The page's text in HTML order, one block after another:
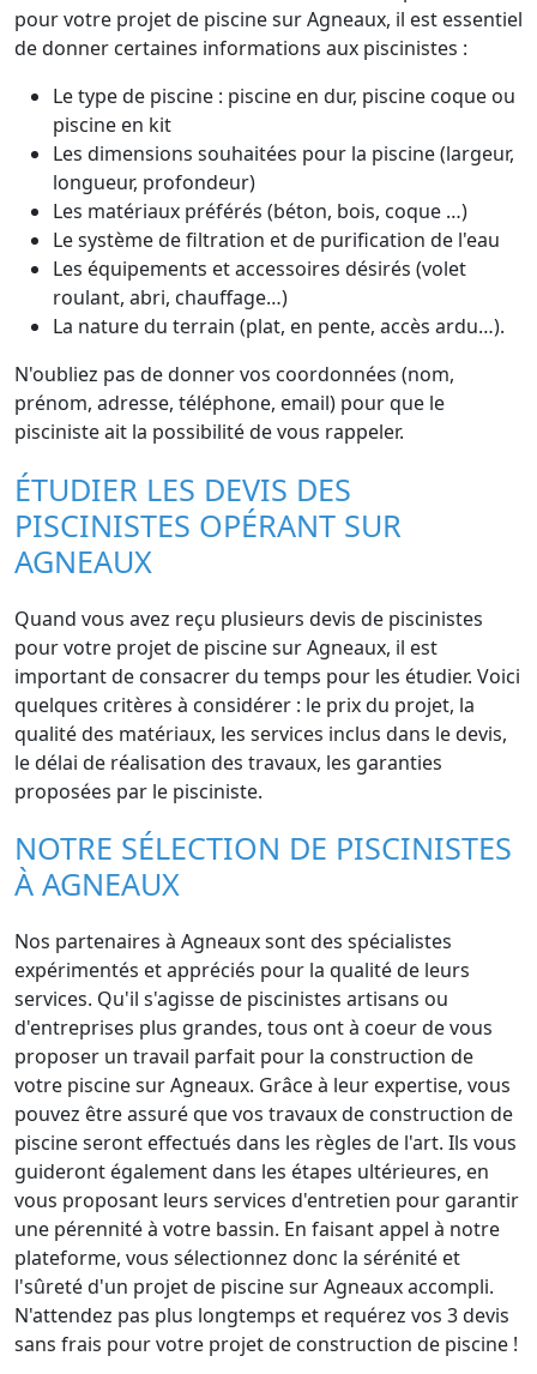
pour votre projet de piscine sur Agneaux, il est essentiel
de donner certaines informations aux piscinistes :
Le type de piscine : piscine en dur, piscine coque ou
piscine en kit
Les dimensions souhaitées pour la piscine (largeur,
longueur, profondeur)
Les matériaux préférés (béton, bois, coque …)
Le système de filtration et de purification de l'eau
Les équipements et accessoires désirés (volet
roulant, abri, chauffage…)
La nature du terrain (plat, en pente, accès ardu…).
N'oubliez pas de donner vos coordonnées (nom,
prénom, adresse, téléphone, email) pour que le
pisciniste ait la possibilité de vous rappeler.
ÉTUDIER LES DEVIS DES
PISCINISTES OPÉRANT SUR
AGNEAUX
Quand vous avez reçu plusieurs devis de piscinistes
pour votre projet de piscine sur Agneaux, il est
important de consacrer du temps pour les étudier. Voici
quelques critères à considérer : le prix du projet, la
qualité des matériaux, les services inclus dans le devis,
le délai de réalisation des travaux, les garanties
proposées par le pisciniste.
NOTRE SÉLECTION DE PISCINISTES
À AGNEAUX
Nos partenaires à Agneaux sont des spécialistes
expérimentés et appréciés pour la qualité de leurs
services. Qu'il s'agisse de piscinistes artisans ou
d'entreprises plus grandes, tous ont à coeur de vous
proposer un travail parfait pour la construction de
votre piscine sur Agneaux. Grâce à leur expertise, vous
pouvez être assuré que vos travaux de construction de
piscine seront effectués dans les règles de l'art. Ils vous
guideront également dans les étapes ultérieures, en
vous proposant leurs services d'entretien pour garantir
une pérennité à votre bassin. En faisant appel à notre
plateforme, vous sélectionnez donc la sérénité et
l'sûreté d'un projet de piscine sur Agneaux accompli.
N'attendez pas plus longtemps et requérez vos 3 devis
sans frais pour votre projet de construction de piscine !